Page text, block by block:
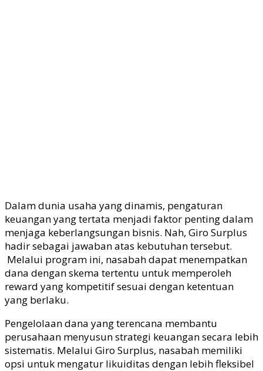
Dalam dunia usaha yang dinamis, pengaturan
keuangan yang tertata menjadi faktor penting dalam
menjaga keberlangsungan bisnis. Nah, Giro Surplus
hadir sebagai jawaban atas kebutuhan tersebut.
Melalui program ini, nasabah dapat menempatkan
dana dengan skema tertentu untuk memperoleh
reward yang kompetitif sesuai dengan ketentuan
yang berlaku.
Pengelolaan dana yang terencana membantu
perusahaan menyusun strategi keuangan secara lebih
sistematis. Melalui Giro Surplus, nasabah memiliki
opsi untuk mengatur likuiditas dengan lebih fleksibel